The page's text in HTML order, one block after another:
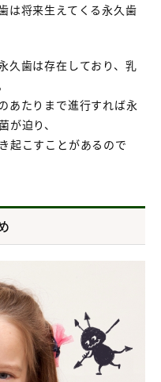
は将来生えてくる永久歯
久歯は存在しており、乳
あたりまで進行すれば永
迫り、
起こすことがあるので